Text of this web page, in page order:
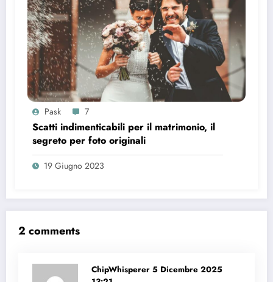
Pask 7
Scatti indimenticabili per il matrimonio, il
segreto per foto originali
19 Giugno 2023
2 comments
ChipWhisperer 5 Dicembre 2025